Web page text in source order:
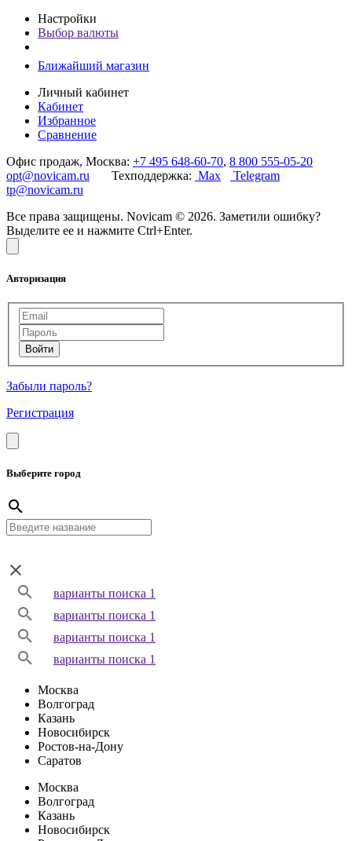
Настройки
Выбор валюты
Ближайший магазин
Личный кабинет
Кабинет
Избранное
Сравнение
Офис продаж, Москва: +7 495 648-60-70, 8 800 555-05-20
opt@novicam.ru Техподдержка: Max
Telegram
tp@novicam.ru
Все права защищены. Novicam © 2026. Заметили ошибку?
Выделите ее и нажмите Ctrl+Enter.
Авторизация
Забыли пароль?
Регистрация
Выберите город
варианты поиска 1
варианты поиска 1
варианты поиска 1
варианты поиска 1
Москва
Волгоград
Казань
Новосибирск
Ростов-на-Дону
Саратов
Москва
Волгоград
Казань
Новосибирск